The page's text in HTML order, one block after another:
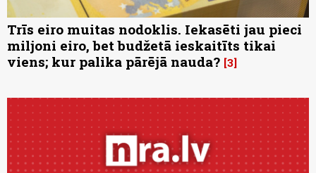
Trīs eiro muitas nodoklis. Iekasēti jau pieci
miljoni eiro, bet budžetā ieskaitīts tikai
viens; kur palika pārējā nauda? 3